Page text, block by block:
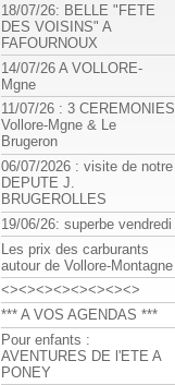
18/07/26: BELLE "FETE
DES VOISINS" A
FAFOURNOUX
14/07/26 A VOLLORE-
Mgne
11/07/26 : 3 CEREMONIES
Vollore-Mgne & Le
Brugeron
06/07/2026 : visite de notre
DEPUTE J.
BRUGEROLLES
19/06/26: superbe vendredi
Les prix des carburants
autour de Vollore-Montagne
<><><><><><><><>
*** A VOS AGENDAS ***
Pour enfants :
AVENTURES DE l'ETE A
PONEY